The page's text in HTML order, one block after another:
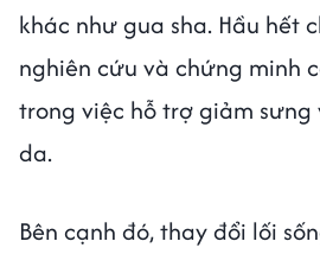
khác như gua sha. Hầu hết
nghiên cứu và chứng minh
trong việc hỗ trợ giảm sưng
da.
Bên cạnh đó, thay đổi lối